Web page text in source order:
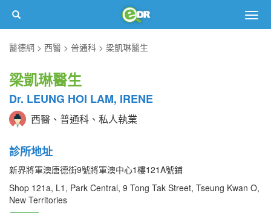
醫德網
西醫 普通科 梁凱琳醫生
梁凱琳醫生
Dr. LEUNG HOI LAM, IRENE
西醫、普通科、私人執業
診所地址
新界將軍澳唐德街9號將軍澳中心1樓121A號鋪
Shop 121a, L1, Park Central, 9 Tong Tak Street, Tseung Kwan O,
New Territories